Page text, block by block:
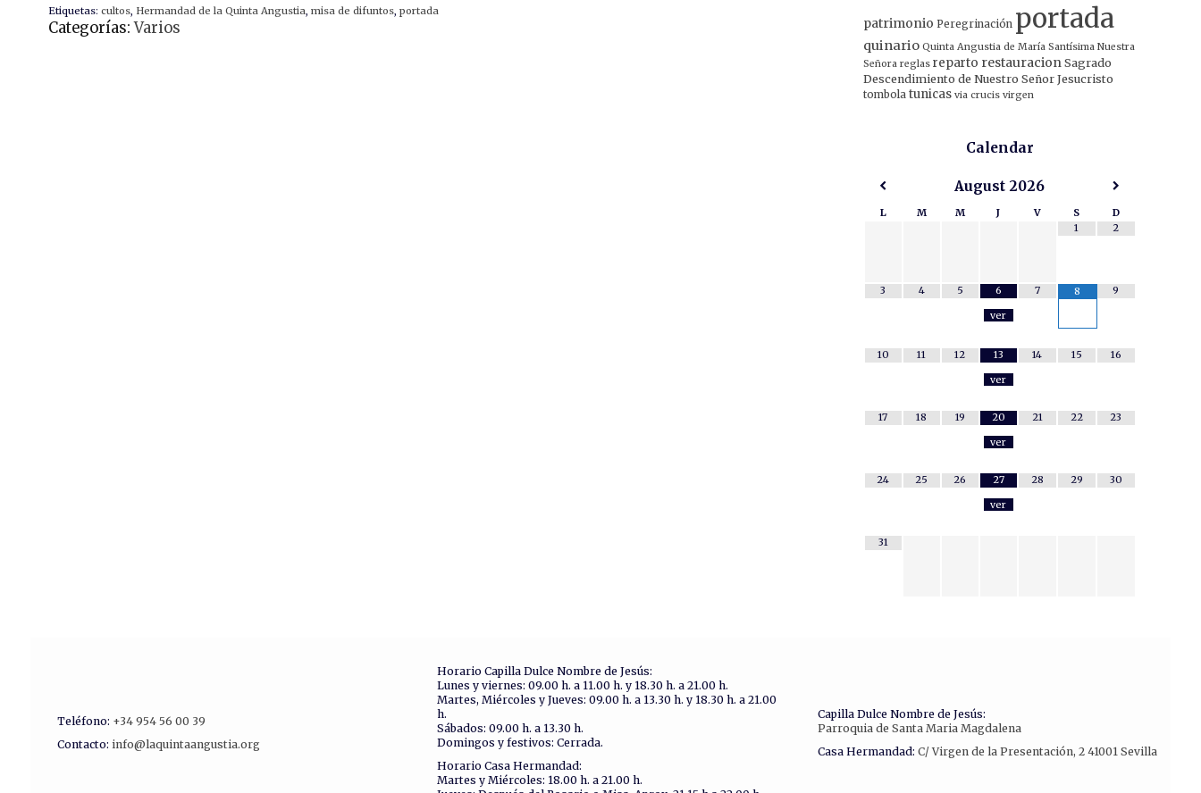
Etiquetas: cultos, Hermandad de la Quinta Angustia, misa de difuntos, portada
Categorías:Varios patrimonio Peregrinación portada
quinario Quinta Angustia de María Santísima Nuestra
Señora reglas reparto restauracion Sagrado
Descendimiento de Nuestro Señor Jesucristo
tombola tunicas via crucis virgen
Calendar
August 2026
L M M J V S
D
1
2
3 4 5
6
ver
7 8 9
10 11 12
13
ver
14 15 16
17 18 19
20
ver
21 22 23
24 25 26
27
ver
28 29 30
31
Teléfono: +34 954 56 00 39
Contacto: info@laquintaangustia.org
Horario Capilla Dulce Nombre de Jesús:
Lunes y viernes: 09.00 h. a 11.00 h. y 18.30 h. a 21.00 h.
Martes, Miércoles y Jueves: 09.00 h. a 13.30 h. y 18.30 h. a 21.00
h.
Sábados: 09.00 h. a 13.30 h.
Domingos y festivos: Cerrada.
Horario Casa Hermandad:
Martes y Miércoles: 18.00 h. a 21.00 h.
Capilla Dulce Nombre de Jesús:
Parroquia de Santa Maria Magdalena
Casa Hermandad: C/ Virgen de la Presentación, 2 41001 Sevilla